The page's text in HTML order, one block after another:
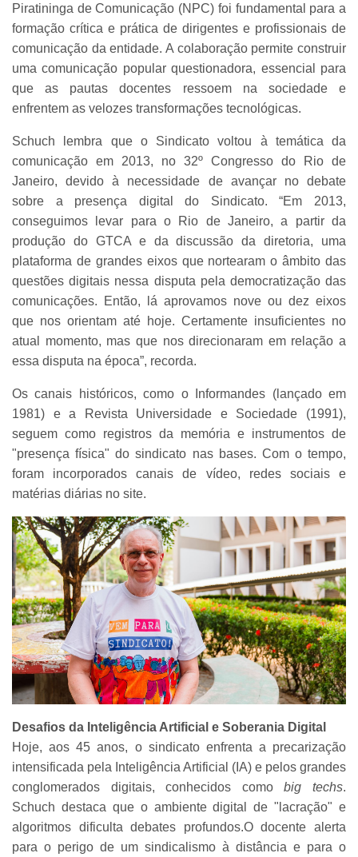
Piratininga de Comunicação (NPC) foi fundamental para a
formação crítica e prática de dirigentes e profissionais de
comunicação da entidade. A colaboração permite construir
uma comunicação popular questionadora, essencial para
que as pautas docentes ressoem na sociedade e
enfrentem as velozes transformações tecnológicas.
Schuch lembra que o Sindicato voltou à temática da
comunicação em 2013, no 32º Congresso do Rio de
Janeiro, devido à necessidade de avançar no debate
sobre a presença digital do Sindicato. “Em 2013,
conseguimos levar para o Rio de Janeiro, a partir da
produção do GTCA e da discussão da diretoria, uma
plataforma de grandes eixos que nortearam o âmbito das
questões digitais nessa disputa pela democratização das
comunicações. Então, lá aprovamos nove ou dez eixos
que nos orientam até hoje. Certamente insuficientes no
atual momento, mas que nos direcionaram em relação a
essa disputa na época”, recorda.
Os canais históricos, como o Informandes (lançado em
1981) e a Revista Universidade e Sociedade (1991),
seguem como registros da memória e instrumentos de
"presença física" do sindicato nas bases. Com o tempo,
foram incorporados canais de vídeo, redes sociais e
matérias diárias no site.
Desafios da Inteligência Artificial e Soberania Digital
Hoje, aos 45 anos, o sindicato enfrenta a precarização
intensificada pela Inteligência Artificial (IA) e pelos grandes
conglomerados digitais, conhecidos comobig techs.
Schuch destaca que o ambiente digital de "lacração" e
algoritmos dificulta debates profundos.O docente alerta
para o perigo de um sindicalismo à distância e para o